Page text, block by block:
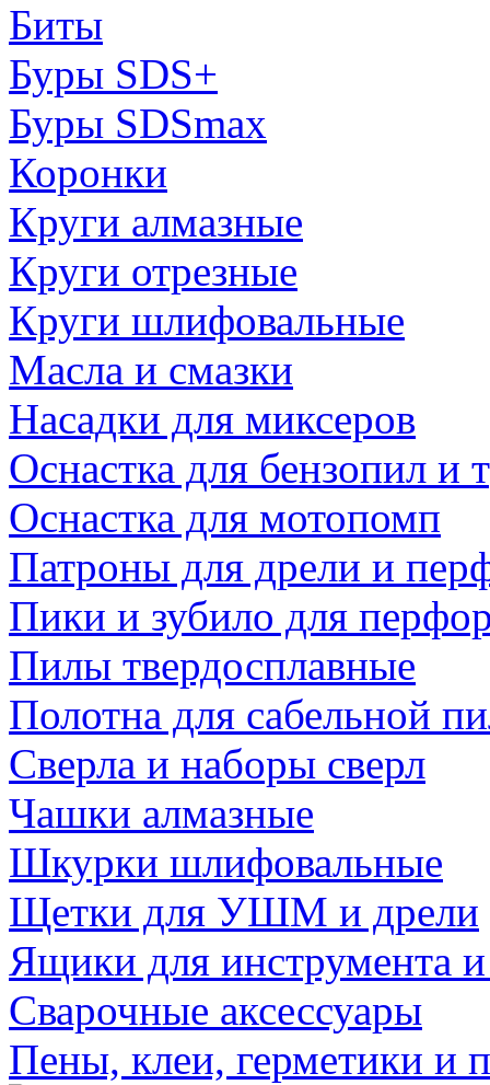
Биты
Буры SDS+
Буры SDSmax
Коронки
Круги алмазные
Круги отрезные
Круги шлифовальные
Масла и смазки
Насадки для миксеров
Оснастка для бензопил и
Оснастка для мотопомп
Патроны для дрели и
Пики и зубило для
Пилы твердосплавные
Полотна для сабельной
Сверла и наборы сверл
Чашки алмазные
Шкурки шлифовальные
Щетки для УШМ и дрели
Ящики для инструмента
Сварочные аксессуары
Пены, клеи, герметики и